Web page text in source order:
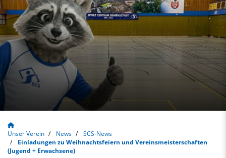
Unser Verein News
SCS-News
Einladungen zu Weihnachtsfeiern und Vereinsmeisterschaften
(Jugend + Erwachsene)